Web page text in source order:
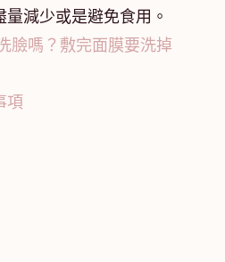
減少或是避免食用。
臉嗎？敷完面膜要洗掉
項